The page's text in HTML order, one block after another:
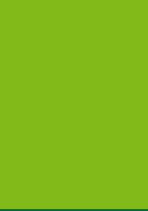
van cookies
Privacybeleid
en wil je ons dat laten weten